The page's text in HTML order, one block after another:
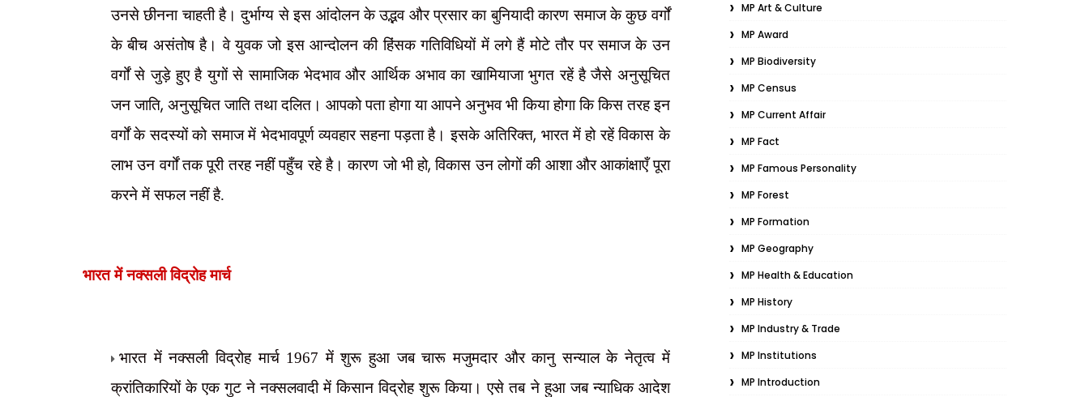
उनसे छीनना चाहती है। दुर्भाग्य से इस आंदोलन के उद्भव और प्रसार का बुनियादी कारण समाज के कुछ वर्गों
के बीच असंतोष है। वे युवक जो इस आन्दोलन की हिंसक गतिविधियों में लगे हैं मोटे तौर पर समाज के उन
वर्गों से जुड़े हुए है युगों से सामाजिक भेदभाव और आर्थिक अभाव का खामियाजा भुगत रहें है जैसे अनुसूचित
जन जाति,अनुसूचित जाति तथा दलित। आपको पता होगा या आपने अनुभव भी किया होगा कि किस तरह इन
वर्गों के सदस्यों को समाज में भेदभावपूर्ण व्यवहार सहना पड़ता है। इसके अतिरिक्त, भारत में हो रहें विकास के
लाभ उन वर्गों तक पूरी तरह नहीं पहुँच रहे है। कारण जो भी हो,विकास उन लोगों की आशा और आकांक्षाएँ पूरा
करने में सफल नहीं है.
भारत में नक्सली विद्रोह मार्च
भारत में नक्सली विद्रोह मार्च 1967 में शुरू हुआ जब चारू मजुमदार और कानु सन्याल के नेतृत्व में
क्रांतिकारियों के एक गुट ने नक्सलवादी में किसान विद्रोह शुरू किया। एसे तब ने हुआ जब न्याधिक आदेश
MP Art & Culture
MP Award
MP Biodiversity
MP Census
MP Current Affair
MP Fact
MP Famous Personality
MP Forest
MP Formation
MP Geography
MP Health & Education
MP History
MP Industry & Trade
MP Institutions
MP Introduction